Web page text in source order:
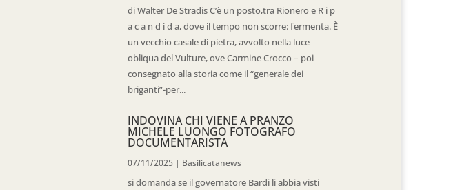
di Walter De Stradis C’è un posto,tra Rionero e R i p
a c a n d i d a, dove il tempo non scorre: fermenta. È
un vecchio casale di pietra, avvolto nella luce
obliqua del Vulture, ove Carmine Crocco – poi
consegnato alla storia come il “generale dei
briganti”-per...
INDOVINA CHI VIENE A PRANZO
MICHELE LUONGO FOTOGRAFO
DOCUMENTARISTA
07/11/2025 | Basilicatanews
si domanda se il governatore Bardi li abbia visti